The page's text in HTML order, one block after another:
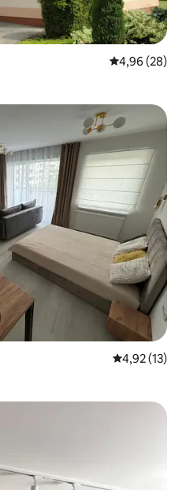
4,96 ud af 5 i
4,96 (28)
4,92 ud af 5
4,92 (13)